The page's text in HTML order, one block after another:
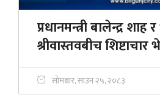
प्रधानमन्त्री बालेन्द्र
श्रीवास्तवबीच शिष्टाचार
सोमबार, साउन २५, २०८३